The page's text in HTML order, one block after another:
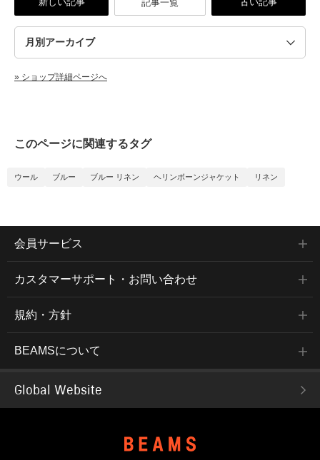
新しい記事 記事一覧 古い記事
» ショップ詳細ページへ
このページに関連するタグ
ウール ブルー ブルー リネン ヘリンボーンジャケット リネン
会員サービス
カスタマーサポート・お問い合わせ
規約・方針
BEAMSについて
Global Website